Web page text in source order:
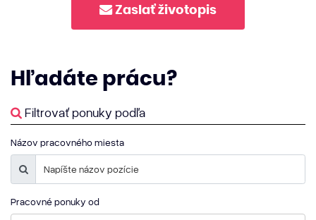
Zaslať životopis
Hľadáte prácu?
Filtrovať ponuky podľa
Názov pracovného miesta
Pracovné ponuky od